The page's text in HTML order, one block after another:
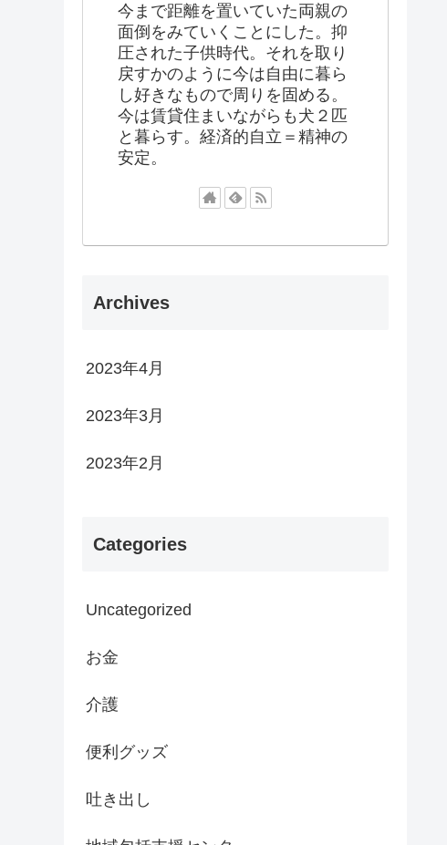
今まで距離を置いていた両親の
面倒をみていくことにした。抑
圧された子供時代。それを取り
戻すかのように今は自由に暮ら
し好きなもので周りを固める。
今は賃貸住まいながらも犬２匹
と暮らす。経済的自立＝精神の
安定。
Archives
2023年4月
2023年3月
2023年2月
Categories
Uncategorized
お金
介護
便利グッズ
吐き出し